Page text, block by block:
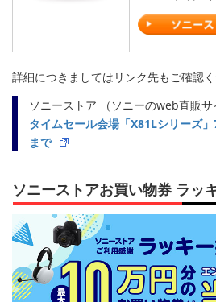
詳細につきましてはリンク先もご確認く
ソニーストア （ソニーのweb直販サ
タイムセール会場「X81Lシリーズ
まで
ソニーストアお買い物券 ラッ